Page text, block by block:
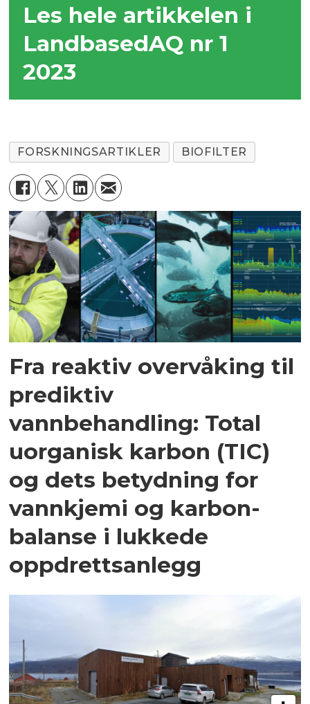
Les hele artikkelen i
LandbasedAQ nr 1
2023
FORSKNINGSARTIKLER BIOFILTER
Fra reaktiv overvåking til
prediktiv
vannbehandling: Total
uorganisk karbon (TIC)
og dets betydning for
vannkjemi og karbon­
balanse i lukkede
oppdrettsanlegg